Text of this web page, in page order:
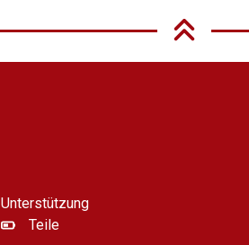
Unterstützung
Teile